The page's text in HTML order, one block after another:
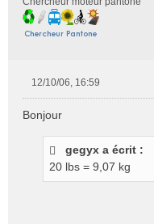
u
s
12/10/06, 16:59
Bonjour
gegyx a écrit :
20 lbs = 9,07 kg